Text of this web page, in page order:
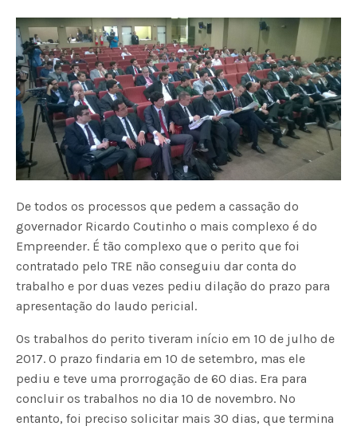
De todos os processos que pedem a cassação do
governador Ricardo Coutinho o mais complexo é do
Empreender. É tão complexo que o perito que foi
contratado pelo TRE não conseguiu dar conta do
trabalho e por duas vezes pediu dilação do prazo para
apresentação do laudo pericial.
Os trabalhos do perito tiveram início em 10 de julho de
2017. O prazo findaria em 10 de setembro, mas ele
pediu e teve uma prorrogação de 60 dias. Era para
concluir os trabalhos no dia 10 de novembro. No
entanto, foi preciso solicitar mais 30 dias, que termina